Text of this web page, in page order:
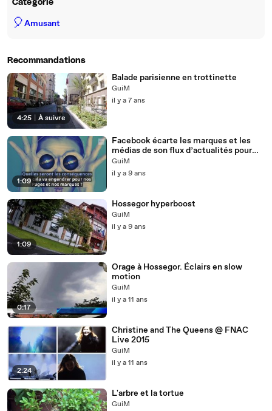
Catégorie
🎈Amusant
Recommandations
4:25 À suivre
Balade parisienne en trottinette
GuiM
il y a 7 ans
1:09
Facebook écarte les marques et les
médias de son flux d’actualités pour
privilégier les amis et la famille
GuiM
il y a 9 ans
1:09
Hossegor hyperboost
GuiM
il y a 9 ans
0:17
Orage à Hossegor. Éclairs en slow
motion
GuiM
il y a 11 ans
2:24
Christine and The Queens @ FNAC
Live 2015
GuiM
il y a 11 ans
L'arbre et la tortue
GuiM